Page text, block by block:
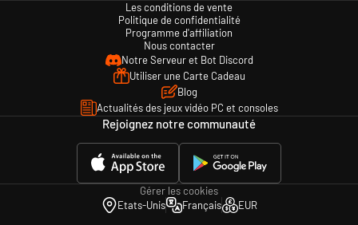
Les conditions de vente
Politique de confidentialité
Programme d'affiliation
Nous contacter
Notre Serveur et Bot Discord
Utiliser une Carte Cadeau
Blog
Actualités des jeux vidéo PC et consoles
Rejoignez notre communauté
Gérer les cookies
Etats-Unis
Français EUR